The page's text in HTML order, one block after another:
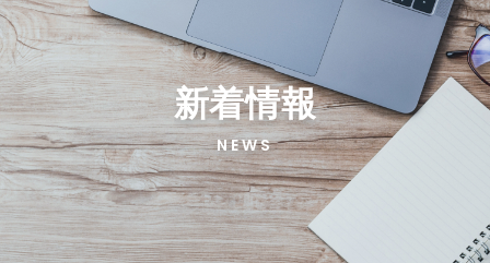
新着情報
NEWS